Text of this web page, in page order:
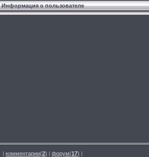
Информация о пользователе
| комментарии(2) | форум(17) |